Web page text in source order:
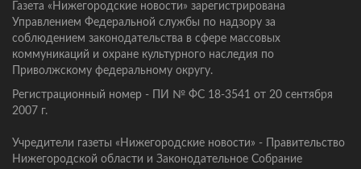
Газета «Нижегородские новости» зарегистрирована
Управлением Федеральной службы по надзору за
соблюдением законодательства в сфере массовых
коммуникаций и охране культурного наследия по
Приволжскому федеральному округу.
Регистрационный номер - ПИ № ФС 18-3541 от 20 сентября
2007 г.
Учредители газеты «Нижегородские новости» - Правительство
Нижегородской области и Законодательное Собрание